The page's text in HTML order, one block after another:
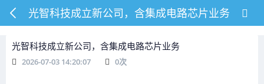
光智科技成立新公司，含集成电路芯片业务
光智科技成立新公司，含集成电路芯片业务
2026-07-03 14:20:07 0次